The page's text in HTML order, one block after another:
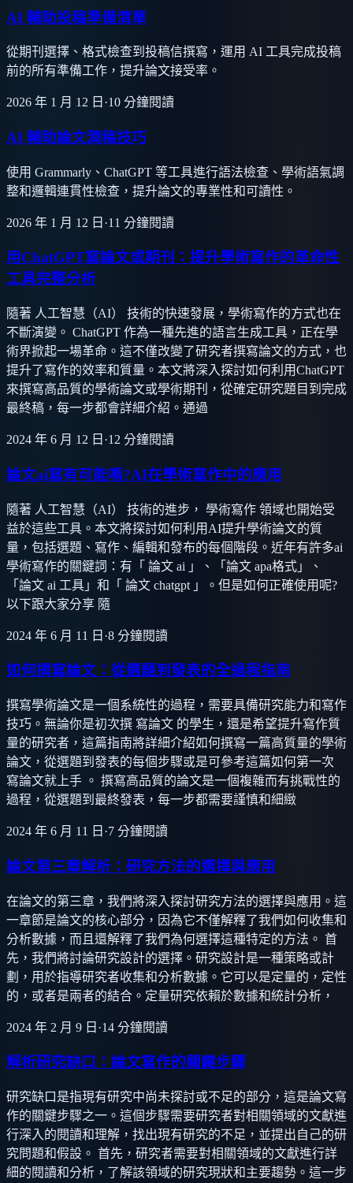
AI 輔助投稿準備清單
從期刊選擇、格式檢查到投稿信撰寫，運用 AI 工具完成投稿
前的所有準備工作，提升論文接受率。
2026 年 1 月 12 日 ·10 分鐘閱讀
AI 輔助論文潤稿技巧
使用 Grammarly、ChatGPT 等工具進行語法檢查、學術語氣調
整和邏輯連貫性檢查，提升論文的專業性和可讀性。
2026 年 1 月 12 日 ·11 分鐘閱讀
用ChatGPT寫論文或期刊：提升學術寫作的革命性
工具完整分析
隨著 人工智慧（AI） 技術的快速發展，學術寫作的方式也在
不斷演變。 ChatGPT 作為一種先進的語言生成工具，正在學
術界掀起一場革命。這不僅改變了研究者撰寫論文的方式，也
提升了寫作的效率和質量。本文將深入探討如何利用ChatGPT
來撰寫高品質的學術論文或學術期刊，從確定研究題目到完成
最終稿，每一步都會詳細介紹。通過
2024 年 6 月 12 日 ·12 分鐘閱讀
論文ai寫有可能嗎?AI在學術寫作中的應用
隨著 人工智慧（AI） 技術的進步， 學術寫作 領域也開始受
益於這些工具。本文將探討如何利用AI提升學術論文的質
量，包括選題、寫作、編輯和發布的每個階段。近年有許多ai
學術寫作的關鍵詞：有「 論文 ai 」、「論文 apa格式」、
「論文 ai 工具」和「 論文 chatgpt 」。但是如何正確使用呢?
以下跟大家分享 隨
2024 年 6 月 11 日 ·8 分鐘閱讀
如何撰寫論文：從選題到發表的全過程指南
撰寫學術論文是一個系統性的過程，需要具備研究能力和寫作
技巧。無論你是初次撰 寫論文 的學生，還是希望提升寫作質
量的研究者，這篇指南將詳細介紹如何撰寫一篇高質量的學術
論文，從選題到發表的每個步驟或是可參考這篇如何第一次
寫論文就上手 。 撰寫高品質的論文是一個複雜而有挑戰性的
過程，從選題到最終發表，每一步都需要謹慎和細緻
2024 年 6 月 11 日 ·7 分鐘閱讀
論文第三章解析：研究方法的選擇與應用
在論文的第三章，我們將深入探討研究方法的選擇與應用。這
一章節是論文的核心部分，因為它不僅解釋了我們如何收集和
分析數據，而且還解釋了我們為何選擇這種特定的方法。 首
先，我們將討論研究設計的選擇。研究設計是一種策略或計
劃，用於指導研究者收集和分析數據。它可以是定量的，定性
的，或者是兩者的結合。定量研究依賴於數據和統計分析，
2024 年 2 月 9 日 ·14 分鐘閱讀
解析研究缺口：論文寫作的關鍵步驟
研究缺口是指現有研究中尚未探討或不足的部分，這是論文寫
作的關鍵步驟之一。這個步驟需要研究者對相關領域的文獻進
行深入的閱讀和理解，找出現有研究的不足，並提出自己的研
究問題和假設。 首先，研究者需要對相關領域的文獻進行詳
細的閱讀和分析，了解該領域的研究現狀和主要趨勢。這一步